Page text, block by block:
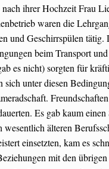
ihrer Hochzeit Frau
waren die
und Geschirrspülen tätig.
beim Transport
es nicht) sorgten für
sich unter diesen
Es gab kaum
älteren
einsetzten, kam es
mit den übrigen